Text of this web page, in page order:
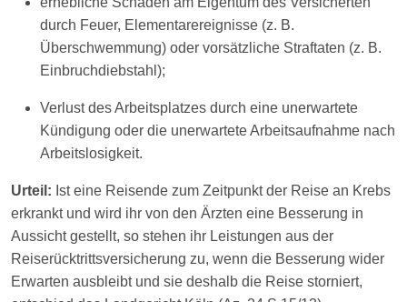
durch Feuer, Elementarereignisse (z. B.
Überschwemmung) oder vorsätzliche Straftaten (z. B.
Einbruchdiebstahl);
Verlust des Arbeitsplatzes durch eine unerwartete
Kündigung oder die unerwartete Arbeitsaufnahme nach
Arbeitslosigkeit.
Urteil: Ist eine Reisende zum Zeitpunkt der Reise an Krebs
erkrankt und wird ihr von den Ärzten eine Besserung in
Aussicht gestellt, so stehen ihr Leistungen aus der
Reiserücktrittsversicherung zu, wenn die Besserung wider
Erwarten ausbleibt und sie deshalb die Reise storniert,